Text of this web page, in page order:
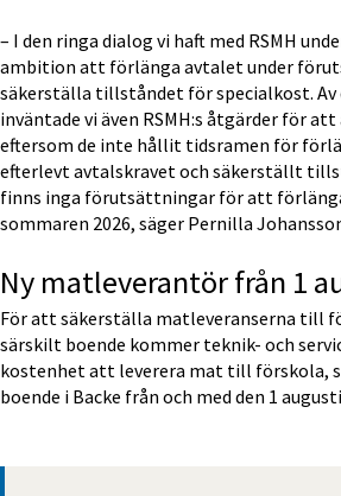
– I den ringa dialog vi haft med RSMH
ambition att förlänga avtalet under
säkerställa tillståndet för specialkost. Av
inväntade vi även RSMH:s åtgärder för
eftersom de inte hållit tidsramen för
efterlevt avtalskravet och säkerställt
finns inga förutsättningar för att
sommaren 2026, säger Pernilla
Ny matleverantör från 1
För att säkerställa matleveranserna till
särskilt boende kommer teknik- och
kostenhet att leverera mat till förskola,
boende i Backe från och med den 1